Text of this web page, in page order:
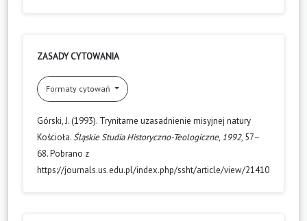
ZASADY CYTOWANIA
Formaty cytowań
Górski, J. (1993). Trynitarne uzasadnienie misyjnej natury
Kościoła.Śląskie Studia Historyczno-Teologiczne, 1992, 57–
68. Pobrano z
https://journals.us.edu.pl/index.php/ssht/article/view/21410